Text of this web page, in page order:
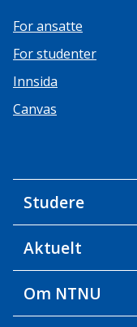
For ansatte
For studenter
Innsida
Canvas
Studere
Aktuelt
Om NTNU